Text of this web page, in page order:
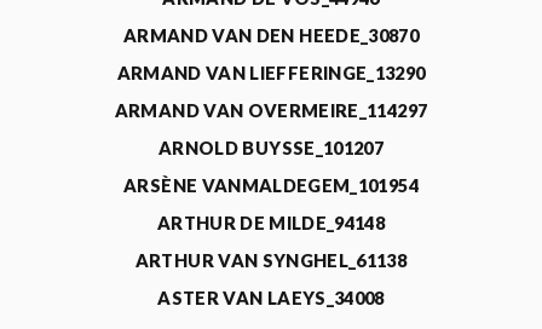
ARMAND VAN DEN HEEDE_30870
ARMAND VAN LIEFFERINGE_13290
ARMAND VAN OVERMEIRE_114297
ARNOLD BUYSSE_101207
ARSÈNE VANMALDEGEM_101954
ARTHUR DE MILDE_94148
ARTHUR VAN SYNGHEL_61138
ASTER VAN LAEYS_34008